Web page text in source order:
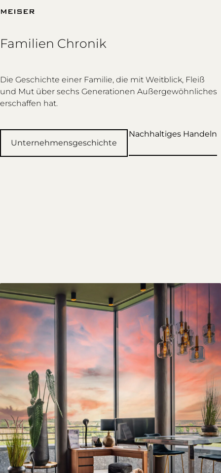
MEISER
Familien Chronik
Die Geschichte einer Familie, die mit Weitblick, Fleiß
und Mut über sechs Generationen Außergewöhnliches
erschaffen hat.
Unternehmensgeschichte
Nachhaltiges Handeln